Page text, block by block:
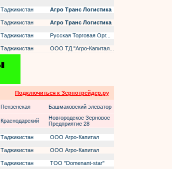
Таджикистан
Агро Транс Логистика
Таджикистан
Агро Транс Логистика
Таджикистан
Русская Торговая Орг...
Таджикистан ООО ТД "Агро-Капитал...
Подключиться к Зернотрейдер.ру
Пензенская Башмаковский элеватор
Краснодарский
Новгородское Зерновое
Предприятие 28
Таджикистан
ООО Агро-Капитал
Таджикистан
ООО Агро-Капитал
Таджикистан
ТОО "Domenant-star"